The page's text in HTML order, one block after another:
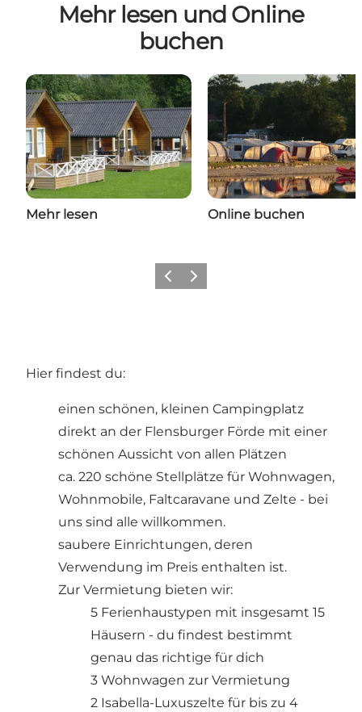
Mehr lesen und Online
buchen
Mehr lesen Online buchen
ZurückWeiter
Hier findest du:
einen schönen, kleinen Campingplatz
direkt an der Flensburger Förde mit einer
schönen Aussicht von allen Plätzen
ca. 220 schöne Stellplätze für Wohnwagen,
Wohnmobile, Faltcaravane und Zelte - bei
uns sind alle willkommen.
saubere Einrichtungen, deren
Verwendung im Preis enthalten ist.
Zur Vermietung bieten wir:
5 Ferienhaustypen mit insgesamt 15
Häusern - du findest bestimmt
genau das richtige für dich
3 Wohnwagen zur Vermietung
2 Isabella-Luxuszelte für bis zu 4